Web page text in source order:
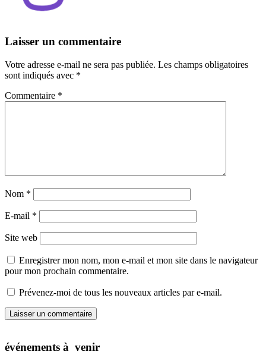
Laisser un commentaire
Votre adresse e-mail ne sera pas publiée. Les champs obligatoires
sont indiqués avec *
Commentaire *
Nom *
E-mail *
Site web
Enregistrer mon nom, mon e-mail et mon site dans le navigateur
pour mon prochain commentaire.
Prévenez-moi de tous les nouveaux articles par e-mail.
événements à venir